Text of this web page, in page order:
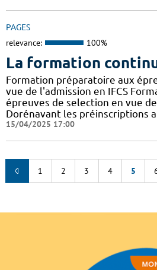
PAGES
relevance: 100%
La formation
Formation préparatoire aux
vue de l'admission en IFCS
épreuves de selection en vue
Dorénavant les préinscriptions
15/04/2025 17:00
1 2 3 4 5